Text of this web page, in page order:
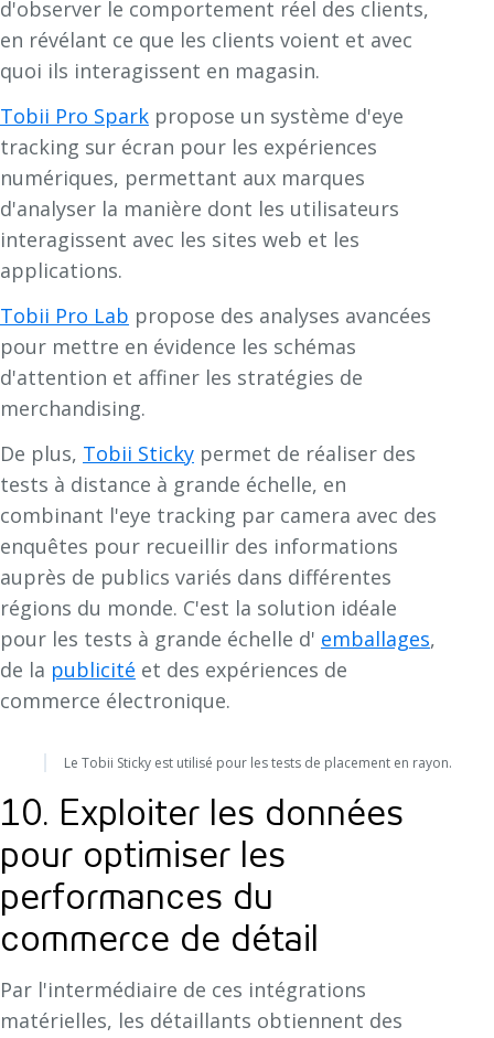
d'observer le comportement réel des clients,
en révélant ce que les clients voient et avec
quoi ils interagissent en magasin.
Tobii Pro Spark propose un système d'eye
tracking sur écran pour les expériences
numériques, permettant aux marques
d'analyser la manière dont les utilisateurs
interagissent avec les sites web et les
applications.
Tobii Pro Lab propose des analyses avancées
pour mettre en évidence les schémas
d'attention et affiner les stratégies de
merchandising.
De plus, Tobii Sticky permet de réaliser des
tests à distance à grande échelle, en
combinant l'eye tracking par camera avec des
enquêtes pour recueillir des informations
auprès de publics variés dans différentes
régions du monde. C'est la solution idéale
pour les tests à grande échelle d' emballages,
de la publicité et des expériences de
commerce électronique.
Le Tobii Sticky est utilisé pour les tests de placement en rayon.
10. Exploiter les données
pour optimiser les
performances du
commerce de détail
Par l'intermédiaire de ces intégrations
matérielles, les détaillants obtiennent des